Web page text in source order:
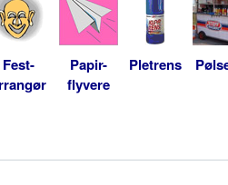
Fest-
Papir-
flyvere
Pletrens